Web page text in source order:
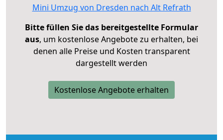
Mini Umzug von Dresden nach Alt Refrath
Bitte füllen Sie das bereitgestellte Formular
aus, um kostenlose Angebote zu erhalten, bei
denen alle Preise und Kosten transparent
dargestellt werden
Kostenlose Angebote erhalten